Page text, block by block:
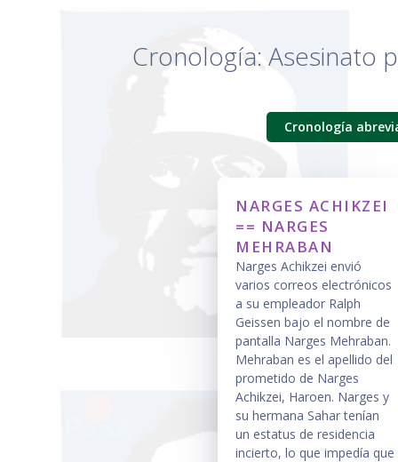
Cronología: Asesinato
Cronología
NARGES ACHIKZEI
== NARGES
MEHRABAN
Narges Achikzei envió
varios correos electrónicos
a su empleador Ralph
Geissen bajo el nombre de
pantalla Narges Mehraban.
Mehraban es el apellido del
prometido de Narges
Achikzei, Haroen. Narges y
su hermana Sahar tenían
un estatus de residencia
incierto, lo que impedía que